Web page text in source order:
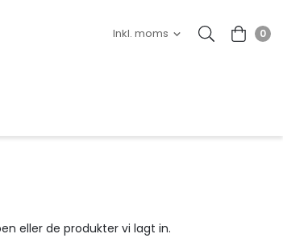
0
eller de produkter vi lagt in.